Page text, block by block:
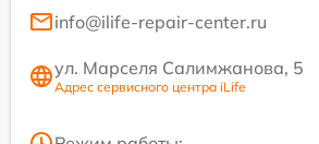
info@ilife-repair-center.ru
ул. Марселя Салимжанова, 5
Адрес сервисного центра iLife